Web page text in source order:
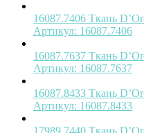
16087.7406 Ткань
Артикул: 16087.7406
16087.7637 Ткань
Артикул: 16087.7637
16087.8433 Ткань
Артикул: 16087.8433
17989.7440 Ткань